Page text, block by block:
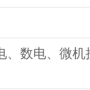
、数电、微